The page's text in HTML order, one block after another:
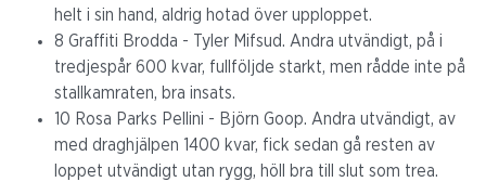
helt i sin hand, aldrig hotad över upploppet.
8 Graffiti Brodda - Tyler Mifsud. Andra utvändigt, på i
tredjespår 600 kvar, fullföljde starkt, men rådde inte på
stallkamraten, bra insats.
10 Rosa Parks Pellini - Björn Goop. Andra utvändigt, av
med draghjälpen 1400 kvar, fick sedan gå resten av
loppet utvändigt utan rygg, höll bra till slut som trea.